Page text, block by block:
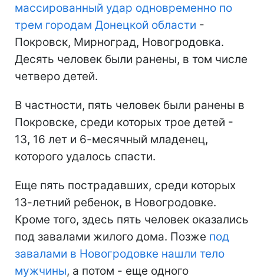
массированный удар одновременно по
трем городам Донецкой области -
Покровск, Мирноград, Новогродовка.
Десять человек были ранены, в том числе
четверо детей.
В частности, пять человек были ранены в
Покровске, среди которых трое детей -
13, 16 лет и 6-месячный младенец,
которого удалось спасти.
Еще пять пострадавших, среди которых
13-летний ребенок, в Новогродовке.
Кроме того, здесь пять человек оказались
под завалами жилого дома. Позже под
завалами в Новогродовке нашли тело
мужчины, а потом - еще одного